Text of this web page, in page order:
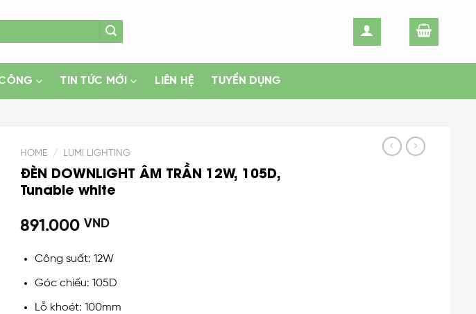
TIN TỨC MỚI LIÊN HỆ TUYỂN DỤNG
HOME / LUMI LIGHTING
ĐÈN DOWNLIGHT ÂM TRẦN 12W, 105D,
Tunable white
891.000 VND
Công suất: 12W
Góc chiếu: 105D
Lỗ khoét: 100mm